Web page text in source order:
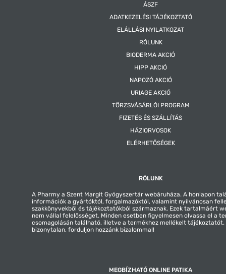
ÁSZF
ADATKEZELÉSI TÁJÉKOZTATÓ
ELÁLLÁSI NYILATKOZAT
RÓLUNK
BIODERMA AKCIÓ
HIPP AKCIÓ
NAPOZÓ AKCIÓ
URIAGE AKCIÓ
TÖRZSVÁSÁRLÓI PROGRAM
FIZETÉS ÉS SZÁLLÍTÁS
HÁZIORVOSOK
ELÉRHETŐSÉGEK
RÓLUNK
A Pharmy a Szent Margit Gyógyszertár webáruháza. A honlapon
információk a gyártóktól, forgalmazóktól, valamint nyilvánosan
szakkönyvekből és tájékoztatókból származnak. Ezek tartalmáért
nem vállal felelősséget. Minden esetben figyelmesen olvassa el a
csomagolásán található, illetve a termékhez mellékelt tájékoztatót.
bizonytalan, forduljon hozzánk bizalommal!
MEGBÍZHATÓ ONLINE PATIKA